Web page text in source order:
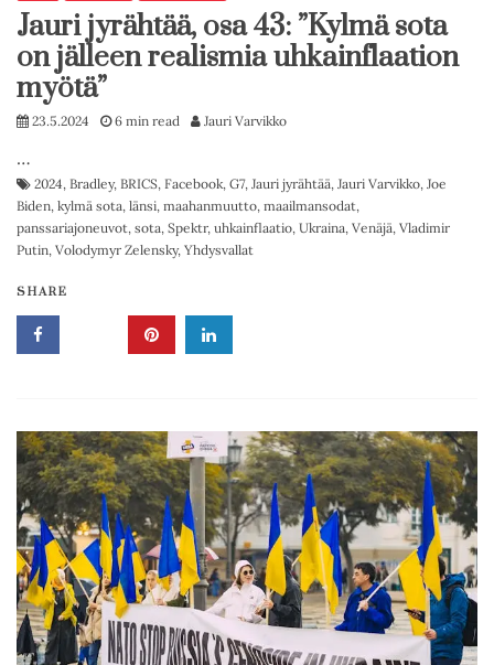
Jauri jyrähtää, osa 43: ”Kylmä sota
on jälleen realismia uhkainflaation
myötä”
23.5.2024 6 min read Jauri Varvikko
…
2024, Bradley, BRICS, Facebook, G7, Jauri jyrähtää, Jauri Varvikko, Joe
Biden, kylmä sota, länsi, maahanmuutto, maailmansodat,
panssariajoneuvot, sota, Spektr, uhkainflaatio, Ukraina, Venäjä, Vladimir
Putin, Volodymyr Zelensky, Yhdysvallat
SHARE